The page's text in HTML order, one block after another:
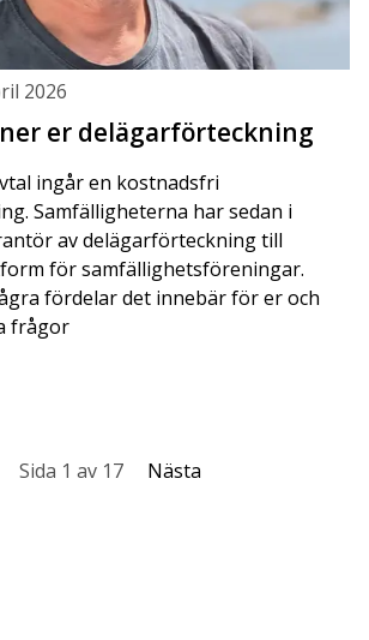
2026
er delägarförteckning
ingår en kostnadsfri
Samfälligheterna har sedan i
av delägarförteckning till
för samfällighetsföreningar.
fördelar det innebär för er och
frågor
Sida 1 av 17 Nästa